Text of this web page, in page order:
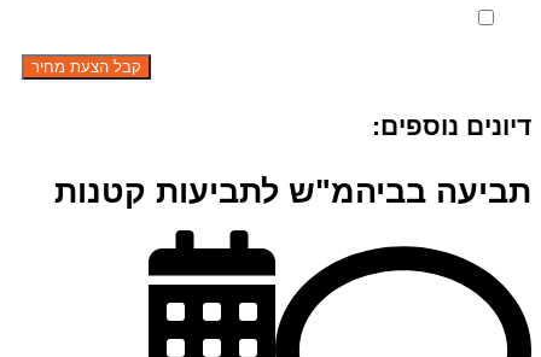
דיונים נוספים:
תביעה בביהמ"ש לתביעות קטנות